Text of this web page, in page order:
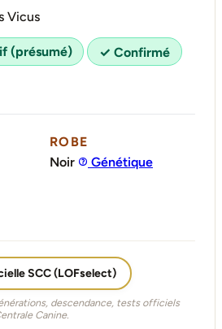
Vicus
(présumé)
✓ Confirmé
ROBE
Noir
Génétique
SCC (LOFselect)
descendance, tests officiels
Canine.